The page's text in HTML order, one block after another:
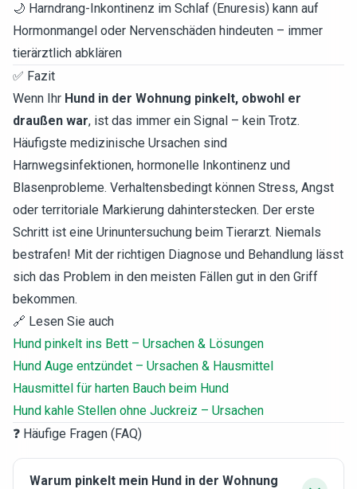
🌙 Harndrang-Inkontinenz im Schlaf (Enuresis) kann auf
Hormonmangel oder Nervenschäden hindeuten – immer
tierärztlich abklären
✅ Fazit
Wenn Ihr Hund in der Wohnung pinkelt, obwohl er
draußen war, ist das immer ein Signal – kein Trotz.
Häufigste medizinische Ursachen sind
Harnwegsinfektionen, hormonelle Inkontinenz und
Blasenprobleme. Verhaltensbedingt können Stress, Angst
oder territoriale Markierung dahinterstecken. Der erste
Schritt ist eine Urinuntersuchung beim Tierarzt. Niemals
bestrafen! Mit der richtigen Diagnose und Behandlung lässt
sich das Problem in den meisten Fällen gut in den Griff
bekommen.
🔗 Lesen Sie auch
Hund pinkelt ins Bett – Ursachen & Lösungen
Hund Auge entzündet – Ursachen & Hausmittel
Hausmittel für harten Bauch beim Hund
Hund kahle Stellen ohne Juckreiz – Ursachen
❓ Häufige Fragen (FAQ)
Warum pinkelt mein Hund in der Wohnung